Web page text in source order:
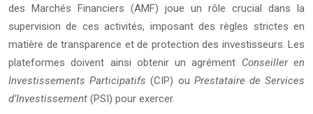
des Marchés Financiers (AMF) joue un rôle crucial dans la
supervision de ces activités, imposant des règles strictes en
matière de transparence et de protection des investisseurs. Les
plateformes doivent ainsi obtenir un agrément Conseiller en
Investissements Participatifs(CIP) ou Prestataire de Services
d’Investissement (PSI) pour exercer.